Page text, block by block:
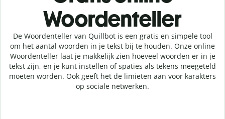
Woordenteller
De Woordenteller van Quillbot is een gratis en simpele tool
om het aantal woorden in je tekst bij te houden. Onze online
Woordenteller laat je makkelijk zien hoeveel woorden er in je
tekst zijn, en je kunt instellen of spaties als tekens meegeteld
moeten worden. Ook geeft het de limieten aan voor karakters
op sociale netwerken.